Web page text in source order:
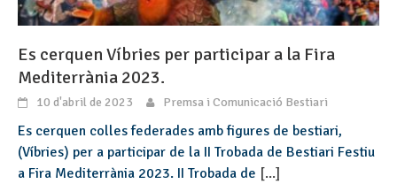
Es cerquen Víbries per participar a la Fira
Mediterrània 2023.
10 d'abril de 2023 Premsa i Comunicació Bestiari
Es cerquen colles federades amb figures de bestiari,
(Víbries) per a participar de la II Trobada de Bestiari Festiu
a Fira Mediterrània 2023. II Trobada de [...]